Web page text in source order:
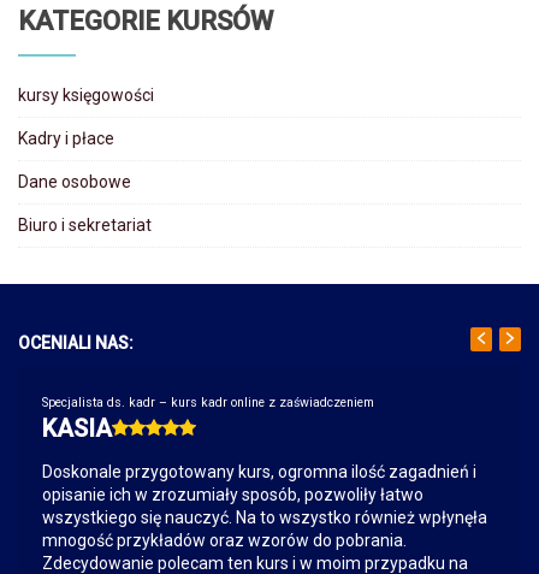
KATEGORIE KURSÓW
kursy księgowości
Kadry i płace
Dane osobowe
Biuro i sekretariat
OCENIALI NAS:
Specjalista ds. kadr – kurs kadr online z zaświadczeniem
KASIA
Doskonale przygotowany kurs, ogromna ilość zagadnień i
opisanie ich w zrozumiały sposób, pozwoliły łatwo
wszystkiego się nauczyć. Na to wszystko również wpłynęła
mnogość przykładów oraz wzorów do pobrania.
Zdecydowanie polecam ten kurs i w moim przypadku na